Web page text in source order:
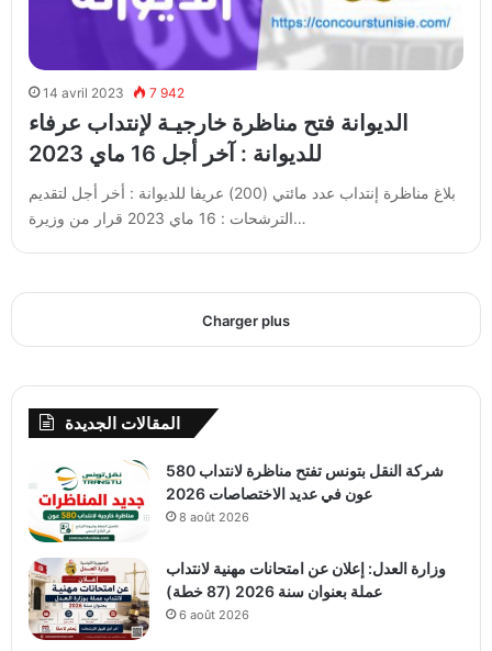
14 avril 2023 7 942
الديوانة فتح مناظرة خارجيـة لإنتداب عرفاء
للديوانة : آخر أجل 16 ماي 2023
بلاغ مناظرة إنتداب عدد مائتي (200) عريفا للديوانة : أخر أجل لتقديم
الترشحات : 16 ماي 2023 قرار من وزيرة…
Charger plus
المقالات الجديدة
شركة النقل بتونس تفتح مناظرة لانتداب 580
عون في عديد الاختصاصات 2026
8 août 2026
وزارة العدل: إعلان عن امتحانات مهنية لانتداب
عملة بعنوان سنة 2026 (87 خطة)
6 août 2026